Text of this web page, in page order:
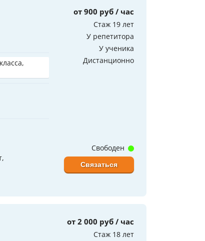
от 900 руб / час
Стаж 19 лет
У репетитора
У ученика
Дистанционно
Свободен
Связаться
от 2 000 руб / час
Стаж 18 лет